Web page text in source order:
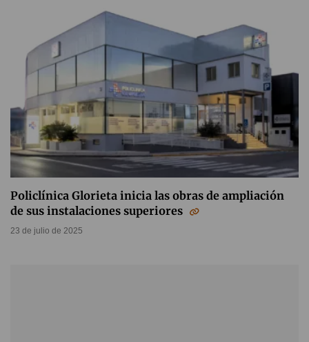
Policlínica Glorieta inicia las obras de ampliación
de sus instalaciones superiores
23 de julio de 2025